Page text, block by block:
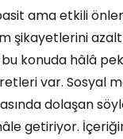
ama etkili
şikayetlerini
konuda hâlâ
var. Sosyal
dolaşan
getiriyor.